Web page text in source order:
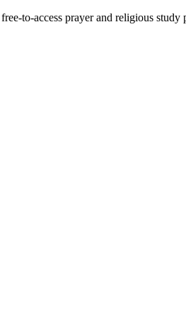
to-access prayer and religious